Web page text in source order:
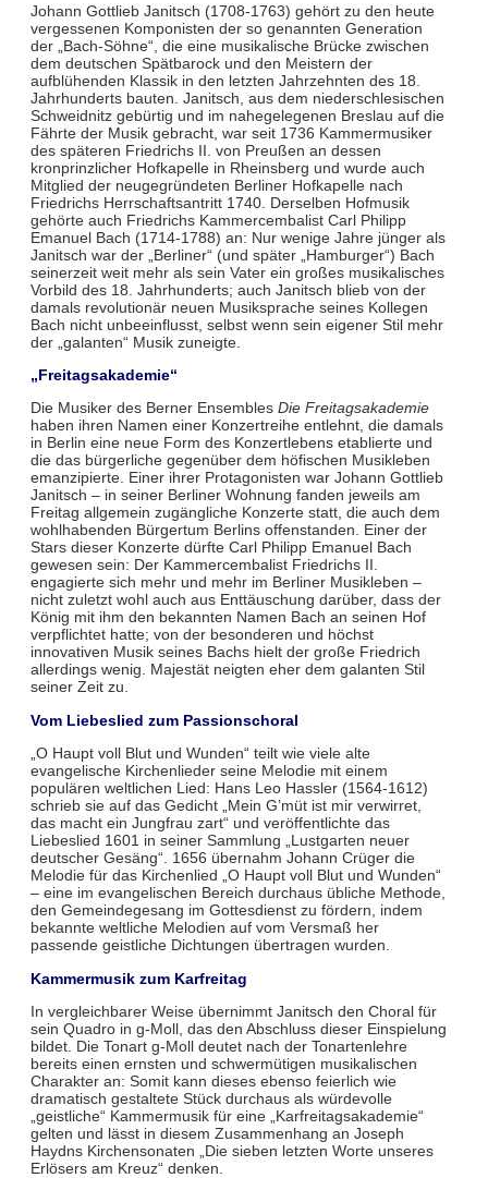
Johann Gottlieb Janitsch (1708-1763) gehört zu den heute
vergessenen Komponisten der so genannten Generation
der „Bach-Söhne“, die eine musikalische Brücke zwischen
dem deutschen Spätbarock und den Meistern der
aufblühenden Klassik in den letzten Jahrzehnten des 18.
Jahrhunderts bauten. Janitsch, aus dem niederschlesischen
Schweidnitz gebürtig und im nahegelegenen Breslau auf die
Fährte der Musik gebracht, war seit 1736 Kammermusiker
des späteren Friedrichs II. von Preußen an dessen
kronprinzlicher Hofkapelle in Rheinsberg und wurde auch
Mitglied der neugegründeten Berliner Hofkapelle nach
Friedrichs Herrschaftsantritt 1740. Derselben Hofmusik
gehörte auch Friedrichs Kammercembalist Carl Philipp
Emanuel Bach (1714-1788) an: Nur wenige Jahre jünger als
Janitsch war der „Berliner“ (und später „Hamburger“) Bach
seinerzeit weit mehr als sein Vater ein großes musikalisches
Vorbild des 18. Jahrhunderts; auch Janitsch blieb von der
damals revolutionär neuen Musiksprache seines Kollegen
Bach nicht unbeeinflusst, selbst wenn sein eigener Stil mehr
der „galanten“ Musik zuneigte.
„Freitagsakademie“
Die Musiker des Berner Ensembles Die Freitagsakademie
haben ihren Namen einer Konzertreihe entlehnt, die damals
in Berlin eine neue Form des Konzertlebens etablierte und
die das bürgerliche gegenüber dem höfischen Musikleben
emanzipierte. Einer ihrer Protagonisten war Johann Gottlieb
Janitsch – in seiner Berliner Wohnung fanden jeweils am
Freitag allgemein zugängliche Konzerte statt, die auch dem
wohlhabenden Bürgertum Berlins offenstanden. Einer der
Stars dieser Konzerte dürfte Carl Philipp Emanuel Bach
gewesen sein: Der Kammercembalist Friedrichs II.
engagierte sich mehr und mehr im Berliner Musikleben –
nicht zuletzt wohl auch aus Enttäuschung darüber, dass der
König mit ihm den bekannten Namen Bach an seinen Hof
verpflichtet hatte; von der besonderen und höchst
innovativen Musik seines Bachs hielt der große Friedrich
allerdings wenig. Majestät neigten eher dem galanten Stil
seiner Zeit zu.
Vom Liebeslied zum Passionschoral
„O Haupt voll Blut und Wunden“ teilt wie viele alte
evangelische Kirchenlieder seine Melodie mit einem
populären weltlichen Lied: Hans Leo Hassler (1564-1612)
schrieb sie auf das Gedicht „Mein G’müt ist mir verwirret,
das macht ein Jungfrau zart“ und veröffentlichte das
Liebeslied 1601 in seiner Sammlung „Lustgarten neuer
deutscher Gesäng“. 1656 übernahm Johann Crüger die
Melodie für das Kirchenlied „O Haupt voll Blut und Wunden“
– eine im evangelischen Bereich durchaus übliche Methode,
den Gemeindegesang im Gottesdienst zu fördern, indem
bekannte weltliche Melodien auf vom Versmaß her
passende geistliche Dichtungen übertragen wurden.
Kammermusik zum Karfreitag
In vergleichbarer Weise übernimmt Janitsch den Choral für
sein Quadro in g-Moll, das den Abschluss dieser Einspielung
bildet. Die Tonart g-Moll deutet nach der Tonartenlehre
bereits einen ernsten und schwermütigen musikalischen
Charakter an: Somit kann dieses ebenso feierlich wie
dramatisch gestaltete Stück durchaus als würdevolle
„geistliche“ Kammermusik für eine „Karfreitagsakademie“
gelten und lässt in diesem Zusammenhang an Joseph
Haydns Kirchensonaten „Die sieben letzten Worte unseres
Erlösers am Kreuz“ denken.